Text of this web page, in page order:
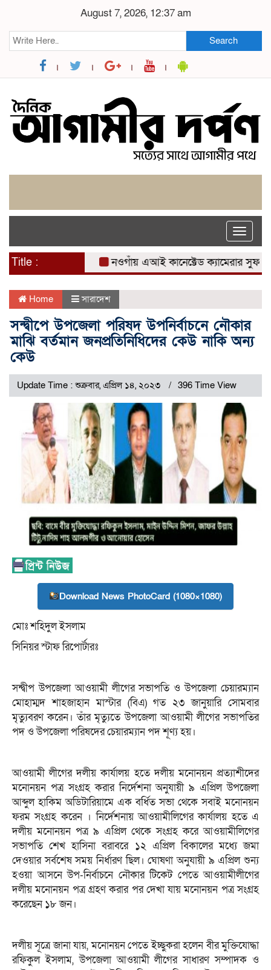
August 7, 2026, 12:37 am
Search
Toggle
Title :
নওগাঁয় এআই কানেক্টেড ক্যামেরার সুফল: যশোরে
Home সারাদেশ
সন্দ্বীপে উপজেলা পরিষদ উপনির্বাচনে নৌকার
মাঝি বর্তমান জনপ্রতিনিধিদের কেউ নাকি অন্য
কেউ
Update Time : শুক্রবার, এপ্রিল ১৪, ২০২৩ 396 Time View
Download News PhotoCard (1080×1080)
মোঃ শহিদুল ইসলাম
সিনিয়র স্টাফ রিপোর্টারঃ
সন্দ্বীপ উপজেলা আওয়ামী লীগের সভাপতি ও উপজেলা চেয়ারম্যান
মোহাম্মদ শাহজাহান মাস্টার (বিএ) গত ২৩ জানুয়ারি সোমবার
মৃত্যুবরণ করেন। তাঁর মৃত্যুতে উপজেলা আওয়ামী লীগের সভাপতির
পদ ও উপজেলা পরিষদের চেয়ারম্যান পদ শূণ্য হয়।
আওয়ামী লীগের দলীয় কার্যালয় হতে দলীয় মনোনয়ন প্রত্যাশীদের
মনোনয়ন পত্র সংগ্রহ করার নির্দেশনা অনুযায়ী ৯ এপ্রিল উপজেলা
আব্দুল হাকিম অডিটারিয়ামে এক বর্ধিত সভা থেকে সবাই মনোনয়ন
ফরম সংগ্রহ করেন । নির্দেশনায় আওয়ামীলিগের কার্যালয় হতে এ
দলীয় মনোনয়ন পত্র ৯ এপ্রিল থেকে সংগ্রহ করে আওয়ামীলিগের
সভাপতি শেখ হাসিনা বরাবরে ১২ এপ্রিল বিকালের মধ্যে জমা
দেওয়ার সর্বশেষ সময় নির্ধারণ ছিল। ঘোষণা অনুযায়ী ৯ এপ্রিল শুন্য
হওয়া আসনে উপ-নির্বাচনে নৌকার টিকেট পেতে আওয়ামীলীগের
দলীয় মনোনয়ন পত্র গ্রহণ করার পর দেখা যায় মনোনয়ন পত্র সংগ্রহ
করেছেন ১৮ জন।
দলীয় সূত্রে জানা যায়, মনোনয়ন পেতে ইচ্ছুকরা হলেন বীর মুক্তিযোদ্ধা
রফিকুল ইসলাম, উপজেলা আওয়ামী লীগের সাধারণ সম্পাদক ও